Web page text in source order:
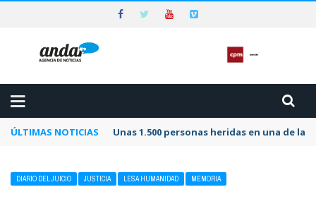
ÚLTIMAS NOTICIAS Unas 1.500 personas heridas en una de
DIARIO DEL JUICIO JUSTICIA LESA HUMANIDAD MEMORIA